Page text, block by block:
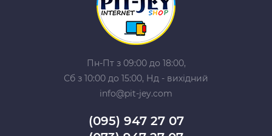
Пн-Пт з 09:00 до 18:00,
Сб з 10:00 до 15:00, Нд - вихідний
info@pit-jey.com
(095) 947 27 07